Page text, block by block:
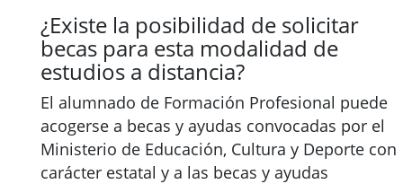
¿Existe la posibilidad de solicitar
becas para esta modalidad de
estudios a distancia?
El alumnado de Formación Profesional puede
acogerse a becas y ayudas convocadas por el
Ministerio de Educación, Cultura y Deporte con
carácter estatal y a las becas y ayudas